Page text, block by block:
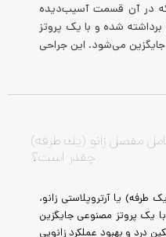
در آن قسمت آسیب‌دیده
شده و با یک پروتز
می‌شود. این جراحی
مفصل زانو (يك طرفه)
چقدر است؟
یا آرتروپلاستی زانو،
یک پروتز مصنوعی جایگزین
درد و بهبود عملکرد زانویی